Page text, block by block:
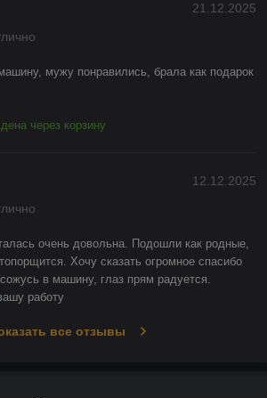
21.12.2025
мужу понравились, брала как подарок
через корзину
12.12.2025
очень довольна. Подошли как родные,
Хочу сказать огромное спасибо
в машину, глаз прям радуется.
работу
все отзывы